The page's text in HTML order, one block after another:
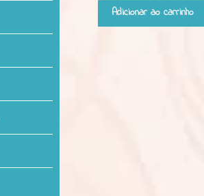
Adicionar ao carrinho